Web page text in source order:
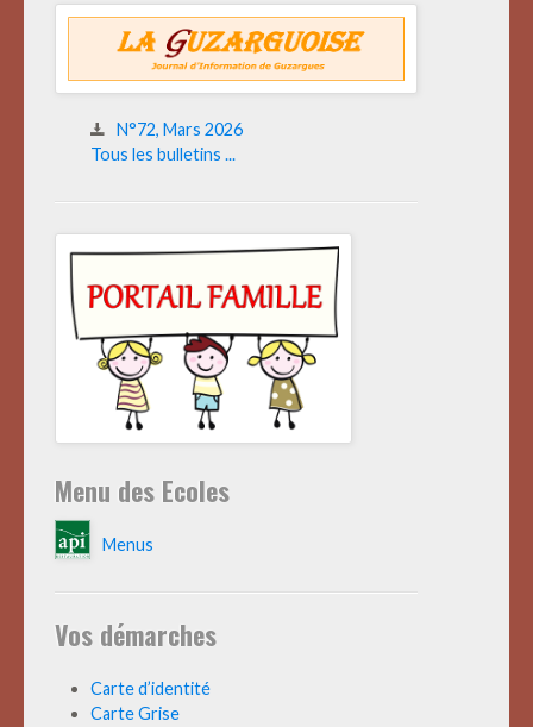
N°72, Mars 2026
Tous les bulletins ...
Menu des Ecoles
Menus
Vos démarches
Carte d’identité
Carte Grise